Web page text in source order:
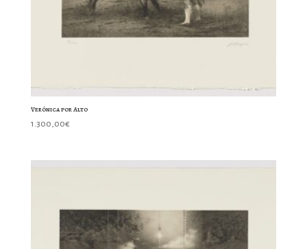
Verónica por Alto
1.300,00€